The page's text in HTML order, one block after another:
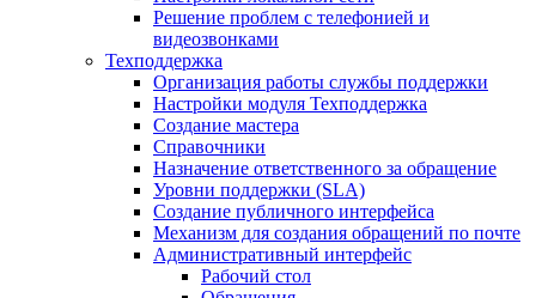
Решение проблем с телефонией и
видеозвонками
Техподдержка
Организация работы службы поддержки
Настройки модуля Техподдержка
Создание мастера
Справочники
Назначение ответственного за обращение
Уровни поддержки (SLA)
Создание публичного интерфейса
Механизм для создания обращений по почте
Административный интерфейс
Рабочий стол